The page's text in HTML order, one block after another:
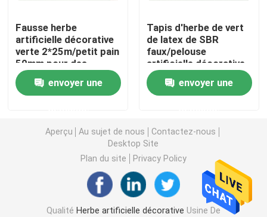
Pétales de fleurs artificielles
Boule de fleurs artificielles
Usines artificielles de décoration
Ornements décoratifs
Moss Mat artificiel
Fausse herbe
artificielle décorative
verte 2*25m/petit pain
50mm pour des
événements extérieurs
envoyer une
Tapis d'herbe de vert
de latex de SBR
faux/pelouse
artificielle décorative
d'herbe pour 30mm
d'intérieurenvoyer une
Aperçu Au sujet de nous
Contactez-nous
Desktop Site
Plan du site
Privacy Policy
Qualité Herbe artificielle décorative Usine De